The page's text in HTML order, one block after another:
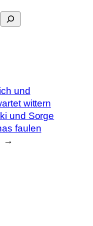
und
wittern
und Sorge
faulen
→